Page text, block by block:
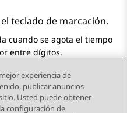
teclado de marcación.
cuando se agota el tiempo
entre dígitos.
experiencia de
publicar anuncios
Usted puede obtener
configuración de